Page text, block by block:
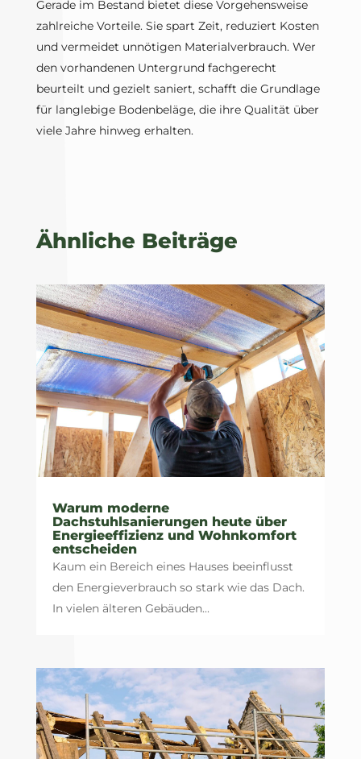
Gerade im Bestand bietet diese Vorgehensweise
zahlreiche Vorteile. Sie spart Zeit, reduziert Kosten
und vermeidet unnötigen Materialverbrauch. Wer
den vorhandenen Untergrund fachgerecht
beurteilt und gezielt saniert, schafft die Grundlage
für langlebige Bodenbeläge, die ihre Qualität über
viele Jahre hinweg erhalten.
Ähnliche Beiträge
Warum moderne
Dachstuhlsanierungen heute über
Energieeffizienz und Wohnkomfort
entscheiden
Kaum ein Bereich eines Hauses beeinflusst
den Energieverbrauch so stark wie das Dach.
In vielen älteren Gebäuden...